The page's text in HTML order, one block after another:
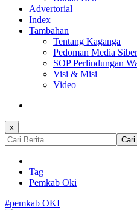
Advertorial
Index
Tambahan
Tentang Kaganga
Pedoman Media Siber
SOP Perlindungan
Visi & Misi
Video
x
Cari
Tag
Pemkab Oki
#pemkab OKI